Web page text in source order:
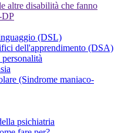
altre disabilità che fanno
DP
(DSL)
dell'apprendimento (DSA)
(Sindrome maniaco-
psichiatria